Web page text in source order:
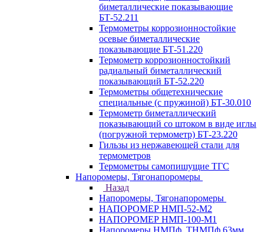
биметаллические показывающие
БТ-52.211
Термометры коррозионностойкие
осевые биметаллические
показывающие БТ-51.220
Термометр коррозионностойкий
радиальный биметаллический
показывающий БТ-52.220
Термометры общетехнические
специальные (с пружиной) БТ-30.010
Термометр биметаллический
показывающий со штоком в виде иглы
(погружной термометр) БТ-23.220
Гильзы из нержавеющей стали для
термометров
Термометры самопишущие ТГС
Напоромеры, Тягонапоромеры
Назад
Напоромеры, Тягонапоромеры
НАПОРОМЕР НМП-52-М2
НАПОРОМЕР НМП-100-М1
Напоромеры НМПф, ТНМПф 63мм